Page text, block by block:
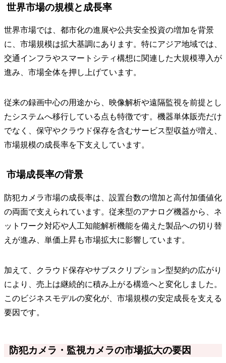
世界市場の規模と成長率
世界市場では、都市化の進展や公共安全投資の増加を背景
に、市場規模は拡大基調にあります。特にアジア地域では、
交通インフラやスマートシティ構想に関連した大規模導入が
進み、市場全体を押し上げています。
従来の録画中心の用途から、映像解析や遠隔監視を前提とし
たシステムへ移行している点も特徴です。機器単体販売だけ
でなく、保守やクラウド保存を含むサービス型収益が増え、
市場規模の成長率を下支えしています。
市場成長率の背景
防犯カメラ市場の成長率は、設置台数の増加と高付加価値化
の両面で支えられています。従来型のアナログ機器から、ネ
ットワーク対応や人工知能解析機能を備えた製品への切り替
えが進み、単価上昇も市場拡大に影響しています。
加えて、クラウド保存やサブスクリプション型契約の広がり
により、売上は継続的に積み上がる構造へと変化しました。
このビジネスモデルの変化が、市場規模の安定成長を支える
要因です。
防犯カメラ・監視カメラの市場拡大の要因